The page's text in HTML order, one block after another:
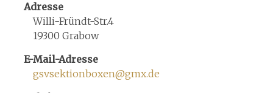
Adresse
Willi-Fründt-Str.4
19300 Grabow
E-Mail-Adresse
gsvsektionboxen@gmx.de